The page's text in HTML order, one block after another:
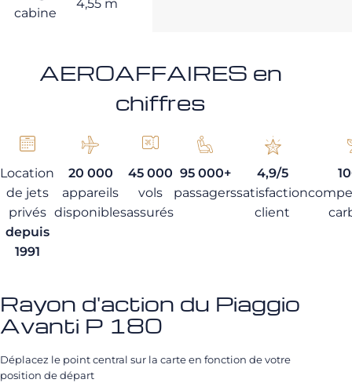
cabine
4,55 m
AEROAFFAIRES en
chiffres
Location
de jets
privés
depuis
1991
20 000
appareils
disponibles
45 000
vols
assurés
95 000+
passagers
4,9/5
satisfaction
client
Rayon d'action du Piaggio
Avanti P 180
Déplacez le point central sur la carte en fonction de votre
position de départ